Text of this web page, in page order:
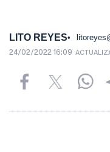
LITO REYES
24/02/2022 16:09